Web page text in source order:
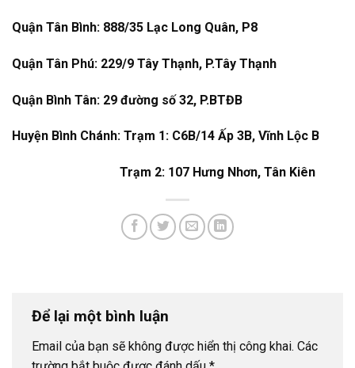
Quận Tân Bình: 888/35 Lạc Long Quân, P8
Quận Tân Phú: 229/9 Tây Thạnh, P.Tây Thạnh
Quận Bình Tân: 29 đường số 32, P.BTĐB
Huyện Bình Chánh: Trạm 1: C6B/14 Ấp 3B, Vĩnh Lộc B
Trạm 2: 107 Hưng Nhơn, Tân Kiên
Để lại một bình luận
Email của bạn sẽ không được hiển thị công khai. Các